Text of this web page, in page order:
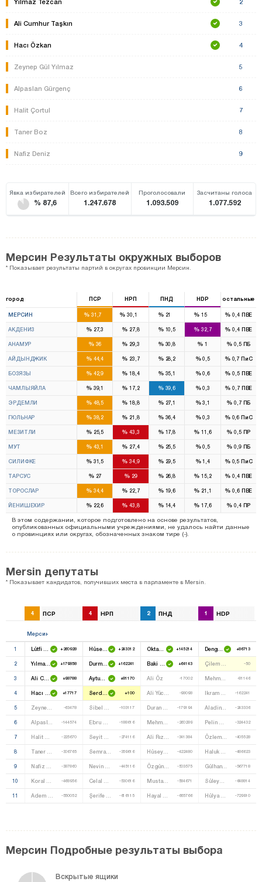
Ali Cumhur Taşkın 3
Hacı Özkan 4
Zeynep Gül Yılmaz 5
Alpaslan Gürgenç 6
Halit Çortul 7
Taner Boz 8
Nafiz Deniz 9
Явка избирателей
% 87,6
Всего избирателей
1.247.678
Проголосовали
1.093.509
Засчитаны голоса
1.077.592
Мерсин Результаты окружных выборов
* Показывает результаты партий в округах провинции Мерсин.
город ПСР НРП ПНД HDP остальные
МЕРСИН %31,7
4
% 30,1
4
%21
2
% 15
1
% 0,4 ПВЕ
АКДЕНИЗ %27,3 % 27,8 %10,5 % 32,7 % 0,4 ПВЕ
АНАМУР %36 % 29,3 %30,8 % 1 % 0,5 ПБ
АЙДЫНДЖИК %44,4 % 23,7 %28,2 %0,5 %0,7ПиС
БОЗЯЗЫ %42,9 % 18,4 %35,1 %0,6 % 0,5 ПВЕ
ЧАМЛЫЯЙЛА %39,1 % 17,2 %39,6 %0,3 % 0,7 ПВЕ
ЭРДЕМЛИ %48,5 % 18,8 %27,1 %3,1 % 0,7 ПБ
ГЮЛЬНАР %38,2 % 21,8 %36,4 %0,3 %0,6ПиС
МЕЗИТЛИ %25,5 % 43,3 %17,8 % 11,6 % 0,5 ПР
МУТ %43,1 % 27,4 %25,5 %0,5 % 0,9 ПБ
СИЛИФКЕ %31,5 % 34,9 %29,5 %1,4 %0,5ПиС
ТАРСУС %27 % 29 %26,8 % 15,2 % 0,4 ПВЕ
ТОРОСЛАР %34,4 % 22,7 %19,6 % 21,1 % 0,6 ПВЕ
ЙЕНИШЕХИР %22,6 % 43,8 %14,4 % 17,6 % 0,4 ПР
В этом содержании, которое подготовлено на основе результатов,
опубликованных официальными учреждениями, не удалось найти данные
о провинциях или округах, обозначенных знаком тире (-).
Mersin депутаты
* Показывает кандидатов, получивших места в парламенте в Mersin.
4 ПСР 4 НРП 2 ПНД 1 HDP
Мерсин
1 +260928 Hüseyin Çamak +243312 Oktay Öztürk +145214 Dengir Mir Fırat +86713
2 Yılmaz Tezcan +179858 Durmuş Fikri Sağlar +162241 +64143 -50
3 Ali Cumhur Taşkın +98788 Aytuğ Atıcı +81170 Ali Öz -17002 Mehmet Alıç -81146
4 +17717 +100 -98098 -162241
5 Zeynep Gül Yılmaz -63478 -103117 -179194 Aladin Ateş -243336
6 -144574 -188616 Mehmet Ali Gökmen -260289 -324432
7 -225670 -274116 -341384 Özlem Şen -405528
8 -306765 Semra Kabasakal -359616 Hüseyin Ateş -422480 -486623
9 -387860 -445116 Özgün Özcan -503575 Gülhan Özlü -567718
10 -468956 -530616 Mustafa Kunt -584671 Süleyman Eroğlu -648814
11 -550052 -616115 -665766 -729910
Мерсин Подробные результаты выбора
Вскрытые ящики